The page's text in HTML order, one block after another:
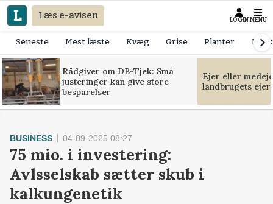
Læs e-avisen LOGIN MENU
Seneste Mest læste Kvæg Grise Planter
Rådgiver om DB-Tjek: Små
justeringer kan give store
besparelser
Ejer eller
landbrugets
BUSINESS 04-09-2025 08:27
75 mio. i investering:
Avlsselskab sætter skub i
kalkungenetik